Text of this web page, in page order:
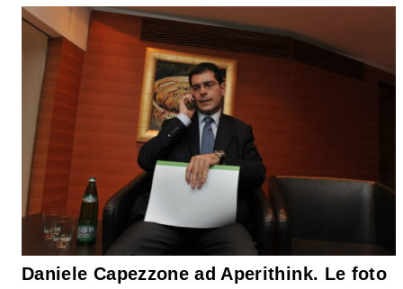
Daniele Capezzone ad Aperithink. Le foto